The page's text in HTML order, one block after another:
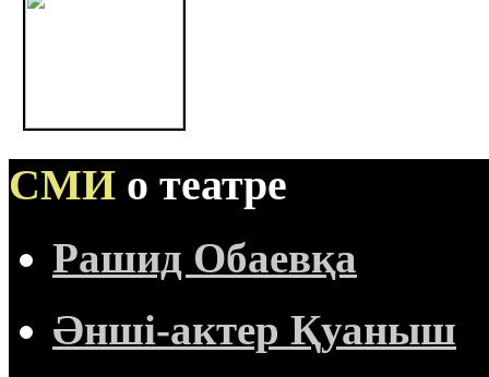
СМИ о театре
Рашид Обаевқа
Әнші-актер Қуаныш